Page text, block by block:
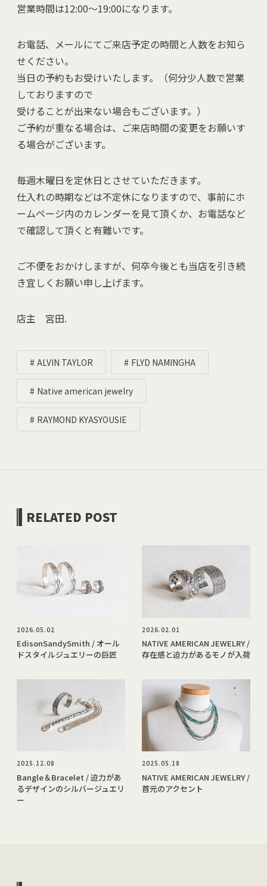
営業時間は12:00～19:00になります。
お電話、メールにてご来店予定の時間と人数をお知ら
せください。
当日の予約もお受けいたします。（何分少人数で営業
しておりますので
受けることが出来ない場合もございます。）
ご予約が重なる場合は、ご来店時間の変更をお願いす
る場合がございます。
毎週木曜日を定休日とさせていただきます。
仕入れの時期などは不定休になりますので、事前にホ
ームページ内のカレンダーを見て頂くか、お電話など
で確認して頂くと有難いです。
ご不便をおかけしますが、何卒今後とも当店を引き続
き宜しくお願い申し上げます。
店主 宮田.
ALVIN TAYLOR FLYD NAMINGHA
Native american jewelry
RAYMOND KYASYOUSIE
RELATED POST
2026.05.02
EdisonSandySmith / オール
ドスタイルジュエリーの巨匠
2026.02.01
NATIVE AMERICAN JEWELRY /
存在感と迫力があるモノが入荷
2025.12.08
Bangle＆Bracelet / 迫力があ
るデザインのシルバージュエリ
ー
2025.05.18
NATIVE AMERICAN JEWELRY /
首元のアクセント